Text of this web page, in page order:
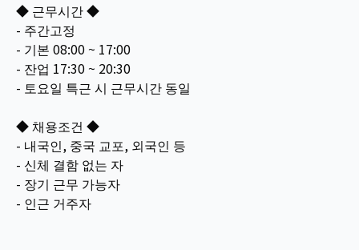
◆ 근무시간 ◆
- 주간고정
- 기본 08:00 ~ 17:00
- 잔업 17:30 ~ 20:30
- 토요일 특근 시 근무시간 동일
◆ 채용조건 ◆
- 내국인, 중국 교포, 외국인 등
- 신체 결함 없는 자
- 장기 근무 가능자
- 인근 거주자